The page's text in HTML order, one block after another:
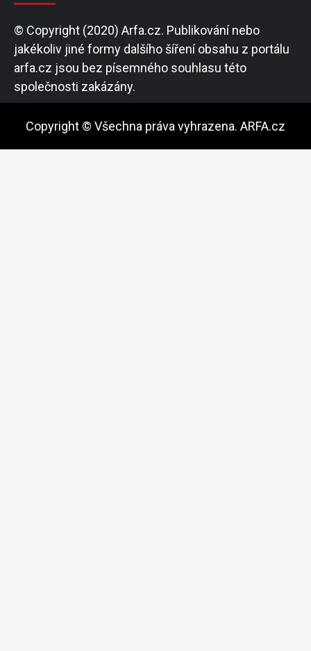
© Copyright (2020) Arfa.cz. Publikování nebo
jakékoliv jiné formy dalšího šíření obsahu z portálu
arfa.cz jsou bez písemného souhlasu této
společnosti zakázány.
Copyright © Všechna práva vyhrazena. ARFA.cz